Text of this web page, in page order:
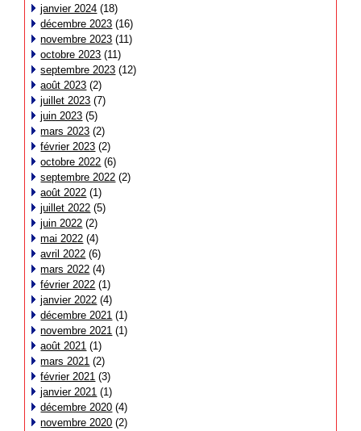
janvier 2024 (18)
décembre 2023 (16)
novembre 2023 (11)
octobre 2023 (11)
septembre 2023 (12)
août 2023 (2)
juillet 2023 (7)
juin 2023 (5)
mars 2023 (2)
février 2023 (2)
octobre 2022 (6)
septembre 2022 (2)
août 2022 (1)
juillet 2022 (5)
juin 2022 (2)
mai 2022 (4)
avril 2022 (6)
mars 2022 (4)
février 2022 (1)
janvier 2022 (4)
décembre 2021 (1)
novembre 2021 (1)
août 2021 (1)
mars 2021 (2)
février 2021 (3)
janvier 2021 (1)
décembre 2020 (4)
novembre 2020 (2)